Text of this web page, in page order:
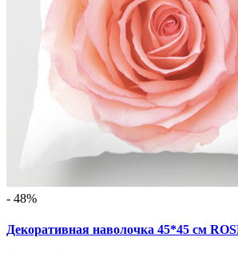
- 48%
Декоративная наволочка 45*45 см